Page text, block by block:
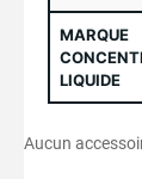
MARQUE
LIQUIDE
Aucun